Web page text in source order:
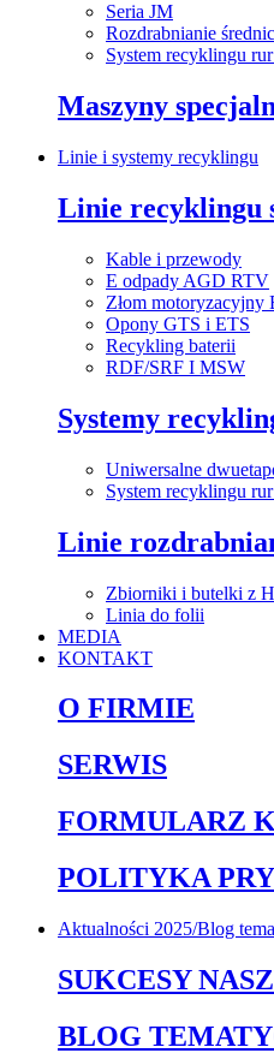
Seria JM
Rozdrabnianie
System recyklingu
Maszyny
Linie i systemy recyklingu
Linie recyklingu
Kable i przewody
E odpady AGD RTV
Złom motoryzacyjny
Opony GTS i ETS
Recykling baterii
RDF/SRF I MSW
Systemy
Uniwersalne
System recyklingu
Linie
Zbiorniki i butelki z
Linia do folii
MEDIA
KONTAKT
O FIRMIE
SERWIS
FORMULARZ
POLITYKA
Aktualności 2025/Blog
SUKCESY
BLOG